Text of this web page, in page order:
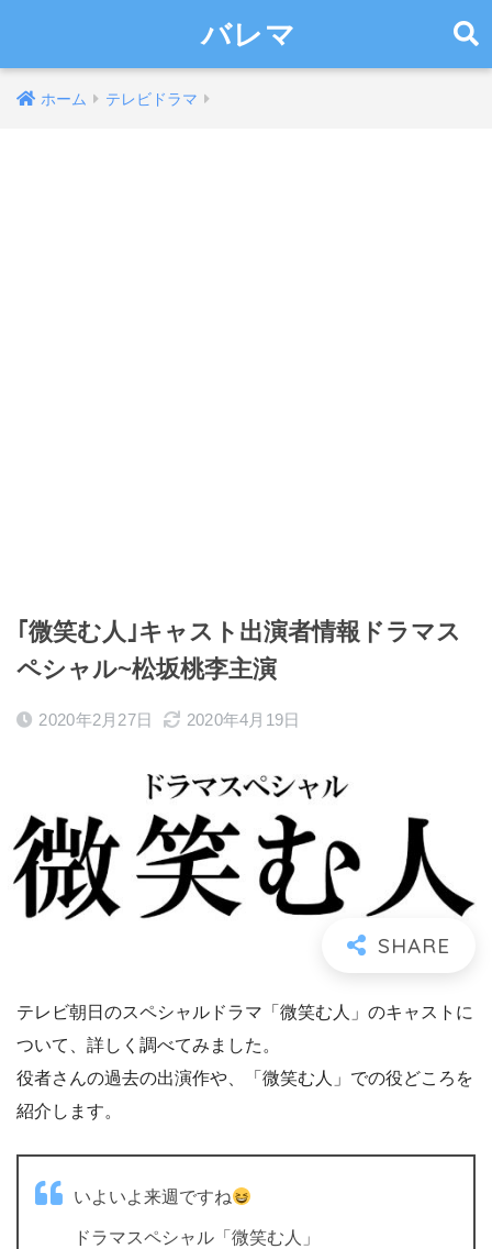
バレマ
ホーム テレビドラマ
｢微笑む人｣キャスト出演者情報ドラマス
ペシャル~松坂桃李主演
2020年2月27日 2020年4月19日
テレビ朝日のスペシャルドラマ「微笑む人」のキャストに
ついて、詳しく調べてみました。
役者さんの過去の出演作や、「微笑む人」での役どころを
紹介します。
いよいよ来週ですね
ドラマスペシャル「微笑む人」